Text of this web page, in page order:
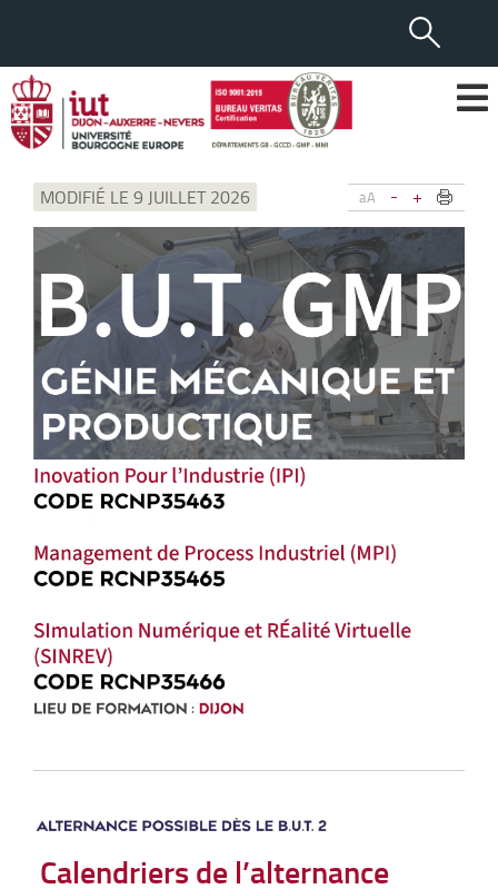
aA - +
MODIFIÉ LE 9 JUILLET 2026
Calendriers de l’alternance